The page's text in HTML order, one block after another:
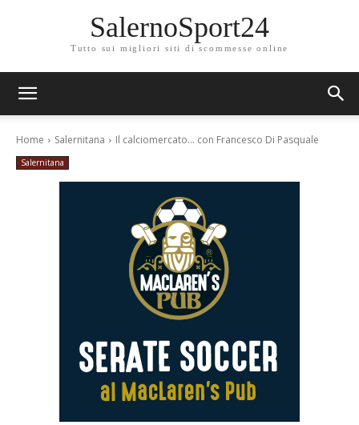
SalernoSport24
Tutto sui migliori siti di scommesse online
Home Salernitana Il calciomercato... con Francesco Di Pasquale
Salernitana